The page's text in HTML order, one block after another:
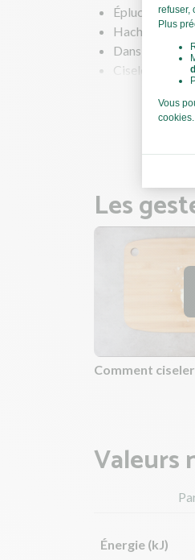
Épluchez et
Hachez
Dans le bol
Ciselez (dés)
Déposez les
Ajoutez la
Les
Comment
Valeurs
Énergie (kJ)